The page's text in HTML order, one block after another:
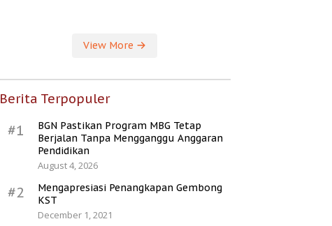
View More
Berita Terpopuler
#1
BGN Pastikan Program MBG Tetap
Berjalan Tanpa Mengganggu Anggaran
Pendidikan
August 4, 2026
#2
Mengapresiasi Penangkapan Gembong
KST
December 1, 2021